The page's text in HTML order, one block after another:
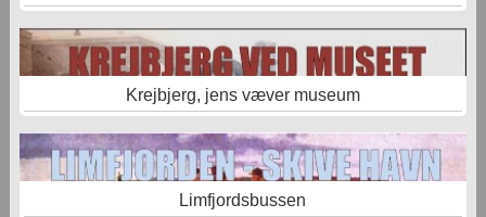
Krejbjerg, jens væver museum
Limfjordsbussen